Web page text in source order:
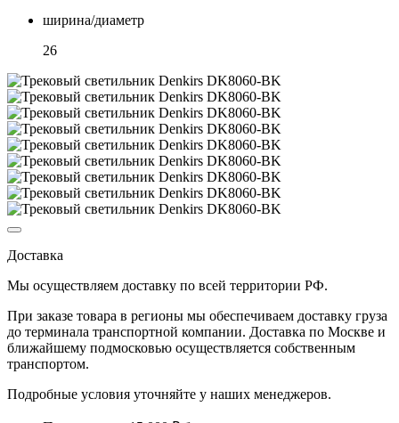
ширина/диаметр
26
Доставка
Мы осуществляем доставку по всей территории РФ.
При заказе товара в регионы мы обеспечиваем доставку груза
до терминала транспортной компании. Доставка по Москве и
ближайшему подмосковью осуществляется собственным
транспортом.
Подробные условия уточняйте у наших менеджеров.